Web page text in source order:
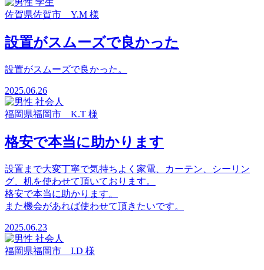
佐賀県佐賀市 Y.M 様
設置がスムーズで良かった
設置がスムーズで良かった。
2025.06.26
福岡県福岡市 K.T 様
格安で本当に助かります
設置まで大変丁寧で気持ちよく家電、カーテン、シーリン
グ、机を使わせて頂いております。
格安で本当に助かります。
また機会があれば使わせて頂きたいです。
2025.06.23
福岡県福岡市 I.D 様